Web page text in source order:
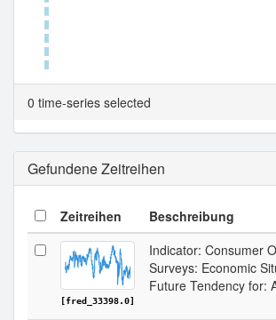
Tabellenansicht.
0 time-series selected
Gefundene Zeitreihen
Zeitreihen Beschreibung
[fred_33398.0]
Indicator: Consumer
Surveys: Economic
Future Tendency for: